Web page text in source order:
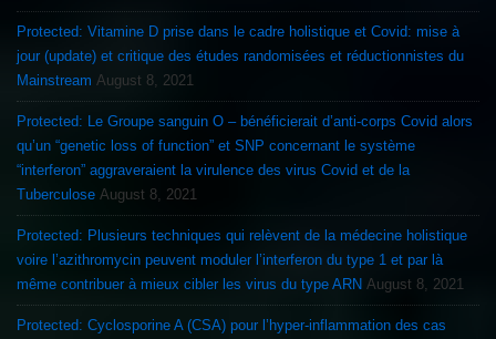
Protected: Vitamine D prise dans le cadre holistique et Covid: mise à
jour (update) et critique des études randomisées et réductionnistes du
Mainstream August 8, 2021
Protected: Le Groupe sanguin O – bénéficierait d’anti-corps Covid alors
qu’un “genetic loss of function” et SNP concernant le système
“interferon” aggraveraient la virulence des virus Covid et de la
Tuberculose August 8, 2021
Protected: Plusieurs techniques qui relèvent de la médecine holistique
voire l’azithromycin peuvent moduler l’interferon du type 1 et par là
même contribuer à mieux cibler les virus du type ARN August 8, 2021
Protected: Cyclosporine A (CSA) pour l’hyper-inflammation des cas